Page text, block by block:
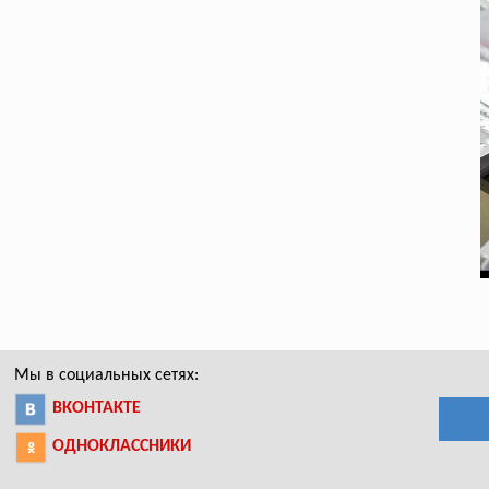
Мы в социальных сетях:
ВКОНТАКТЕ
ОДНОКЛАССНИКИ